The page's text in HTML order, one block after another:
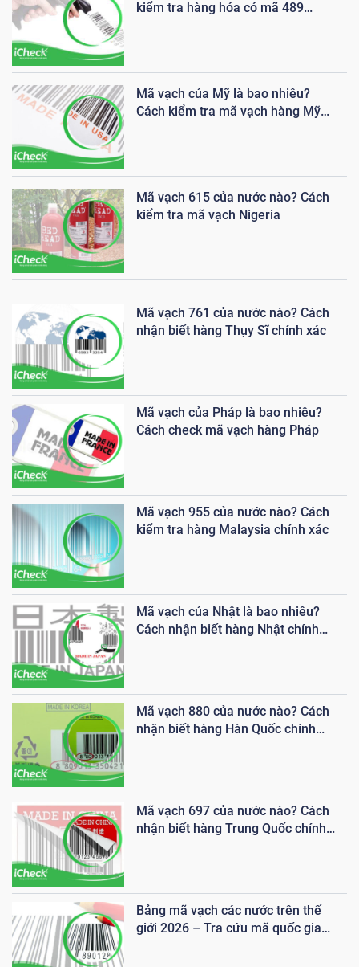
kiểm tra hàng hóa có mã 489
Mã vạch của Mỹ là bao nhiêu?
Cách kiểm tra mã vạch hàng Mỹ
Mã vạch 615 của nước nào? Cách
kiểm tra mã vạch Nigeria
Mã vạch 761 của nước nào? Cách
nhận biết hàng Thụy Sĩ chính xác
Mã vạch của Pháp là bao nhiêu?
Cách check mã vạch hàng Pháp
Mã vạch 955 của nước nào? Cách
kiểm tra hàng Malaysia chính xác
Mã vạch của Nhật là bao nhiêu?
Cách nhận biết hàng Nhật chính
Mã vạch 880 của nước nào? Cách
nhận biết hàng Hàn Quốc chính
Mã vạch 697 của nước nào? Cách
nhận biết hàng Trung Quốc chính
Bảng mã vạch các nước trên thế
giới 2026 – Tra cứu mã quốc gia